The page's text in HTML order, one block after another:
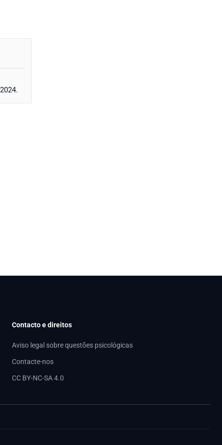
Contacto e direitos
Aviso legal sobre questões psicológicas
Contacte-nos
CC BY-NC-SA 4.0